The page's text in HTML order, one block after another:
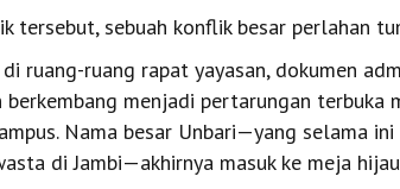
tersebut, sebuah konflik besar perlahan
ruang-ruang rapat yayasan, dokumen
menjadi pertarungan terbuka
Nama besar Unbari—yang selama
di Jambi—akhirnya masuk ke meja